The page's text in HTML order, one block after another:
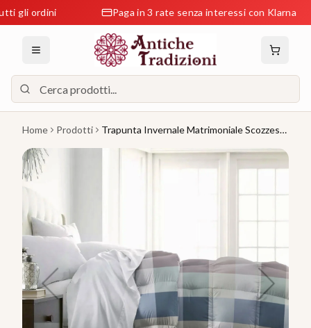
ordini Paga in 3 rate senza interessi con Klarna
Home Prodotti
Trapunta Invernale Matrimoniale Scozzese